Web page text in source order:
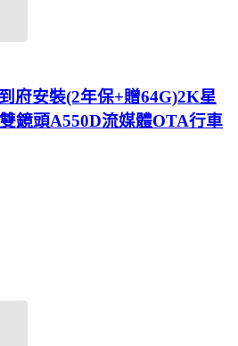
府安裝(2年保+贈64G)2K星
鏡頭A550D流媒體OTA行車